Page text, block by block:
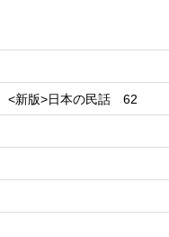
<新版>日本の民話 62